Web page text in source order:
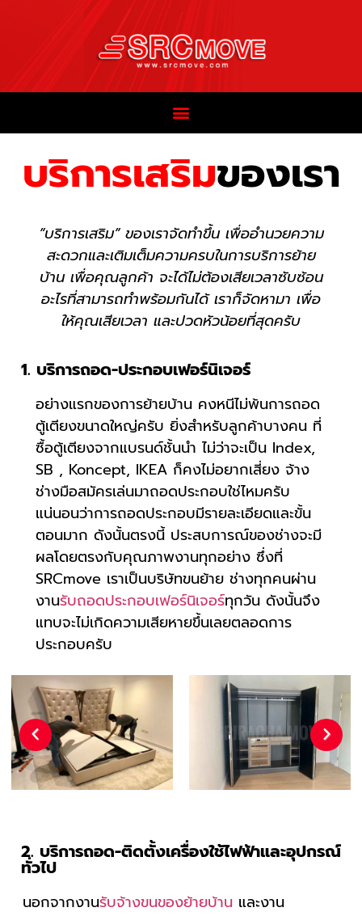
บริการเสริมของเรา
”บริการเสริม” ของเราจัดทำขึ้น เพื่ออำนวยความ
สะดวกและเติมเต็มความครบในการบริการย้าย
บ้าน เพื่อคุณลูกค้า จะได้ไม่ต้องเสียเวลาซับซ้อน
อะไรที่สามารถทำพร้อมกันได้ เราก็จัดหามา เพื่อ
ให้คุณเสียเวลา และปวดหัวน้อยที่สุดครับ
1. บริการถอด-ประกอบเฟอร์นิเจอร์
อย่างแรกของการย้ายบ้าน คงหนีไม่พ้นการถอด
ตู้เตียงขนาดใหญ่ครับ ยิ่งสำหรับลูกค้าบางคน ที่
ซื้อตู้เตียงจากแบรนด์ชั้นนำ ไม่ว่าจะเป็น Index,
SB , Koncept, IKEA ก็คงไม่อยากเสี่ยง จ้าง
ช่างมือสมัครเล่นมาถอดประกอบใช่ไหมครับ
แน่นอนว่าการถอดประกอบมีรายละเอียดและขั้น
ตอนมาก ดังนั้นตรงนี้ ประสบการณ์ของช่างจะมี
ผลโดยตรงกับคุณภาพงานทุกอย่าง ซึ่งที่
SRCmove เราเป็นบริษัทขนย้าย ช่างทุกคนผ่าน
งานรับถอดประกอบเฟอร์นิเจอร์ทุกวัน ดังนั้นจึง
แทบจะไม่เกิดความเสียหายขึ้นเลยตลอดการ
ประกอบครับ
Previous Next
2. บริการถอด-ติดตั้งเครื่องใช้ไฟฟ้าและอุปกรณ์
ทั่วไป
นอกจากงานรับจ้างขนของย้ายบ้าน และงาน